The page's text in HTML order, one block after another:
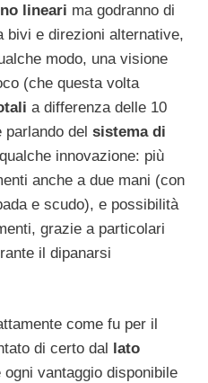
lineari ma godranno di
bivi e direzioni alternative,
modo, una visione
(che questa volta
a differenza delle 10
parlando del sistema di
innovazione: più
anche a due mani (con
e scudo), e possibilità
grazie a particolari
il dipanarsi
come fu per il
di certo dal lato
vantaggio disponibile